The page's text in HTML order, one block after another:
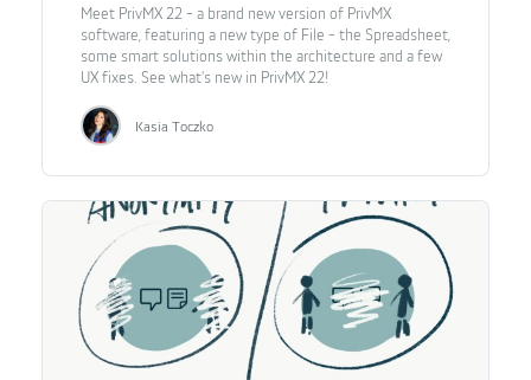
Meet PrivMX 22 - a brand new version of PrivMX
software, featuring a new type of File - the Spreadsheet,
some smart solutions within the architecture and a few
UX fixes. See what's new in PrivMX 22!
Kasia Toczko